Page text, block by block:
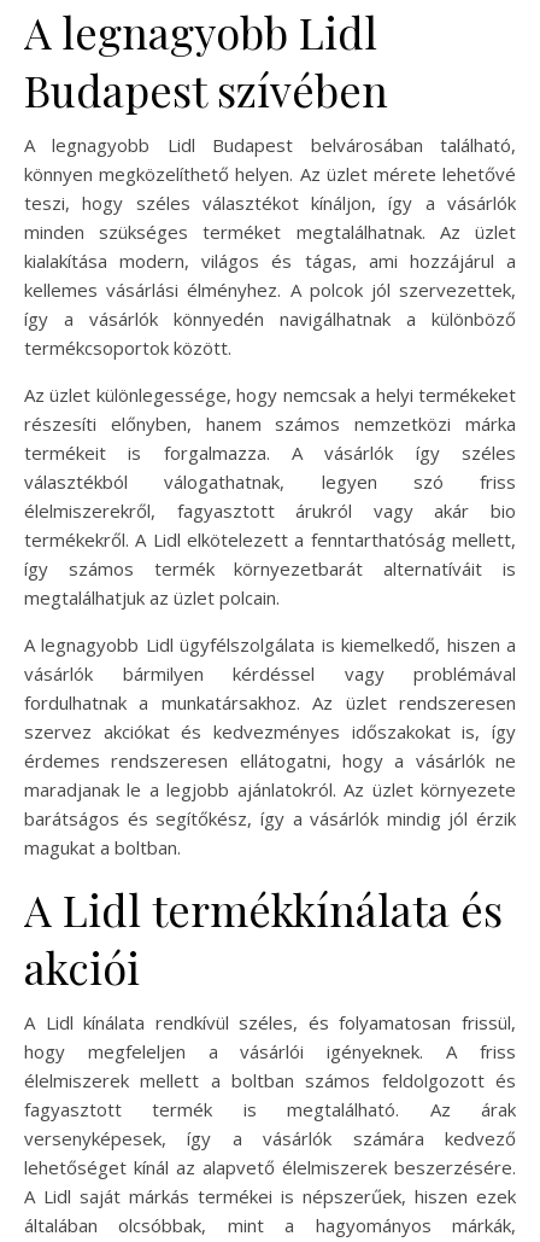
A legnagyobb Lidl
Budapest szívében
A legnagyobb Lidl Budapest belvárosában található,
könnyen megközelíthető helyen. Az üzlet mérete lehetővé
teszi, hogy széles választékot kínáljon, így a vásárlók
minden szükséges terméket megtalálhatnak. Az üzlet
kialakítása modern, világos és tágas, ami hozzájárul a
kellemes vásárlási élményhez. A polcok jól szervezettek,
így a vásárlók könnyedén navigálhatnak a különböző
termékcsoportok között.
Az üzlet különlegessége, hogy nemcsak a helyi termékeket
részesíti előnyben, hanem számos nemzetközi márka
termékeit is forgalmazza. A vásárlók így széles
választékból válogathatnak, legyen szó friss
élelmiszerekről, fagyasztott árukról vagy akár bio
termékekről. A Lidl elkötelezett a fenntarthatóság mellett,
így számos termék környezetbarát alternatíváit is
megtalálhatjuk az üzlet polcain.
A legnagyobb Lidl ügyfélszolgálata is kiemelkedő, hiszen a
vásárlók bármilyen kérdéssel vagy problémával
fordulhatnak a munkatársakhoz. Az üzlet rendszeresen
szervez akciókat és kedvezményes időszakokat is, így
érdemes rendszeresen ellátogatni, hogy a vásárlók ne
maradjanak le a legjobb ajánlatokról. Az üzlet környezete
barátságos és segítőkész, így a vásárlók mindig jól érzik
magukat a boltban.
A Lidl termékkínálata és
akciói
A Lidl kínálata rendkívül széles, és folyamatosan frissül,
hogy megfeleljen a vásárlói igényeknek. A friss
élelmiszerek mellett a boltban számos feldolgozott és
fagyasztott termék is megtalálható. Az árak
versenyképesek, így a vásárlók számára kedvező
lehetőséget kínál az alapvető élelmiszerek beszerzésére.
A Lidl saját márkás termékei is népszerűek, hiszen ezek
általában olcsóbbak, mint a hagyományos márkák,